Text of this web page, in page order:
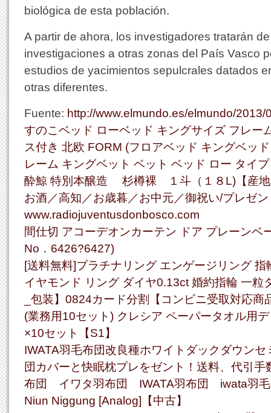
biológica de esta población.
A partir de ahora, los investigadores tratarán
investigaciones a otras zonas del País Vasco
estudios de yacimientos sepulcrales datados
otras diferentes.
Fuente: http://www.elmundo.es/elmundo/
すのこベッド ローベッド キングサイズ フレー
ス付き 北欧 FORM (フロアベッド キングベッ
レーム キングベット ベット ベッド ロー タイ
酔鯨 特別本醸造 杉樽裸 １斗（１８L)【産地
お酒／高知／お歳暮／お中元／御祝い/プレゼ
www.radiojuventusdonbosco.com
間仕切 アコーデオンカーテン ドア プレーンベ
No．6426?6427)
[送料無料]プラチナリング エンゲージリング
イヤモンド リング ダイヤ0.13ct 婚約指輪 一粒
_包装】0824カード分割【コンビニ受取対応商
(業務用10セット) クレシア ペーパータオル用
×10セット【S1】
IWATA羽毛布団改良種ホワイトダックダウン
団カバーと快眠枕プレをゼント！送料、代引手
布団 イワタ羽布団 IWATA羽布団 iwata羽
Niun Niggung [Analog]【中古】